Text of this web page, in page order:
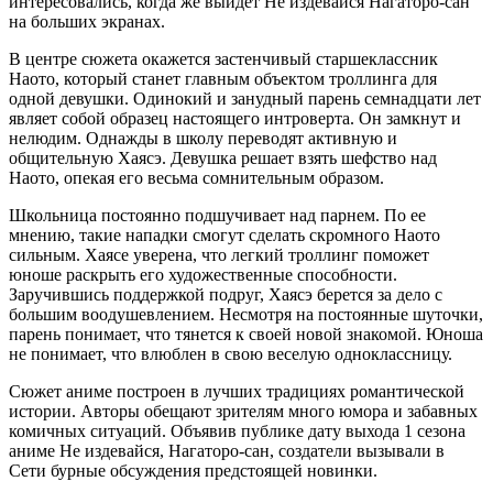
на больших экранах.
В центре сюжета окажется застенчивый старшеклассник
Наото, который станет главным объектом троллинга для
одной девушки. Одинокий и занудный парень семнадцати лет
являет собой образец настоящего интроверта. Он замкнут и
нелюдим. Однажды в школу переводят активную и
общительную Хаясэ. Девушка решает взять шефство над
Наото, опекая его весьма сомнительным образом.
Школьница постоянно подшучивает над парнем. По ее
мнению, такие нападки смогут сделать скромного Наото
сильным. Хаясе уверена, что легкий троллинг поможет
юноше раскрыть его художественные способности.
Заручившись поддержкой подруг, Хаясэ берется за дело с
большим воодушевлением. Несмотря на постоянные шуточки,
парень понимает, что тянется к своей новой знакомой. Юноша
не понимает, что влюблен в свою веселую одноклассницу.
Сюжет аниме построен в лучших традициях романтической
истории. Авторы обещают зрителям много юмора и забавных
комичных ситуаций. Объявив публике дату выхода 1 сезона
аниме Не издевайся, Нагаторо-сан, создатели вызывали в
Сети бурные обсуждения предстоящей новинки.